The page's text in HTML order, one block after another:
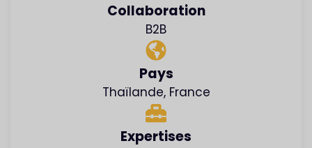
Collaboration
B2B
Pays
Thaïlande, France
Expertises